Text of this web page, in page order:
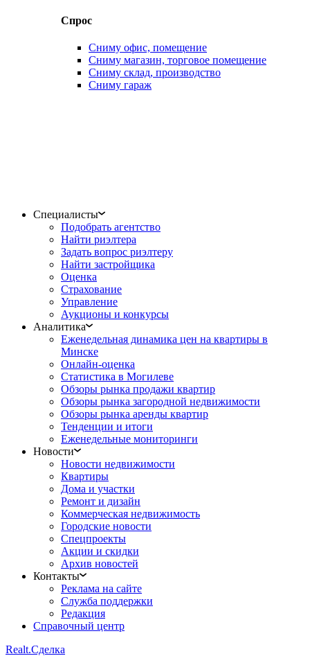
Спрос
Сниму офис, помещение
Сниму магазин, торговое помещение
Сниму склад, производство
Сниму гараж
Специалисты
Подобрать агентство
Найти риэлтера
Задать вопрос риэлтеру
Найти застройщика
Оценка
Страхование
Управление
Аукционы и конкурсы
Аналитика
Еженедельная динамика цен на квартиры в
Минске
Онлайн-оценка
Статистика в Могилеве
Обзоры рынка продажи квартир
Обзоры рынка загородной недвижимости
Обзоры рынка аренды квартир
Тенденции и итоги
Еженедельные мониторинги
Новости
Новости недвижимости
Квартиры
Дома и участки
Ремонт и дизайн
Коммерческая недвижимость
Городские новости
Спецпроекты
Акции и скидки
Архив новостей
Контакты
Реклама на сайте
Служба поддержки
Редакция
Справочный центр
Realt.Сделка